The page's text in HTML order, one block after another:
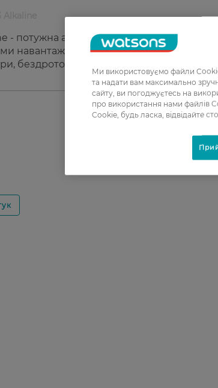
алкалінова батарейка
навантаженнями. Рекомендуємо
бездротового мікрофону тощо.
Ми використовуємо файли
та надати вам максимально
сайту, ви погоджуєтесь на
про використання нами файлів
Cookie, будь ласка, відвідайте